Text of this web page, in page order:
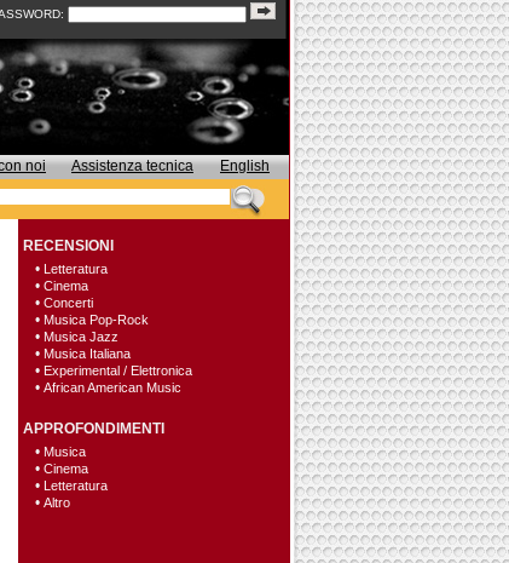
noi Assistenza tecnica
English
RECENSIONI
• Letteratura
• Cinema
• Concerti
• Musica Pop-Rock
• Musica Jazz
• Musica Italiana
• Experimental / Elettronica
• African American Music
APPROFONDIMENTI
• Musica
• Cinema
• Letteratura
• Altro